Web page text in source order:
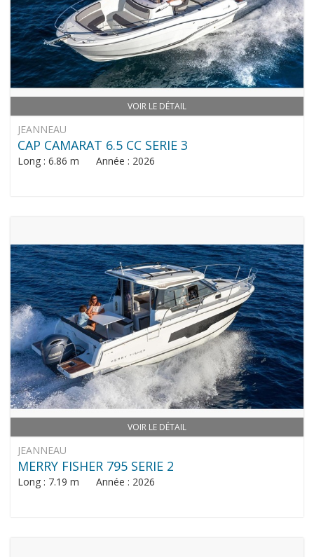
VOIR LE DÉTAIL
JEANNEAU
CAP CAMARAT 6.5 CC SERIE 3
Long : 6.86 m Année : 2026
VOIR LE DÉTAIL
JEANNEAU
MERRY FISHER 795 SERIE 2
Long : 7.19 m Année : 2026